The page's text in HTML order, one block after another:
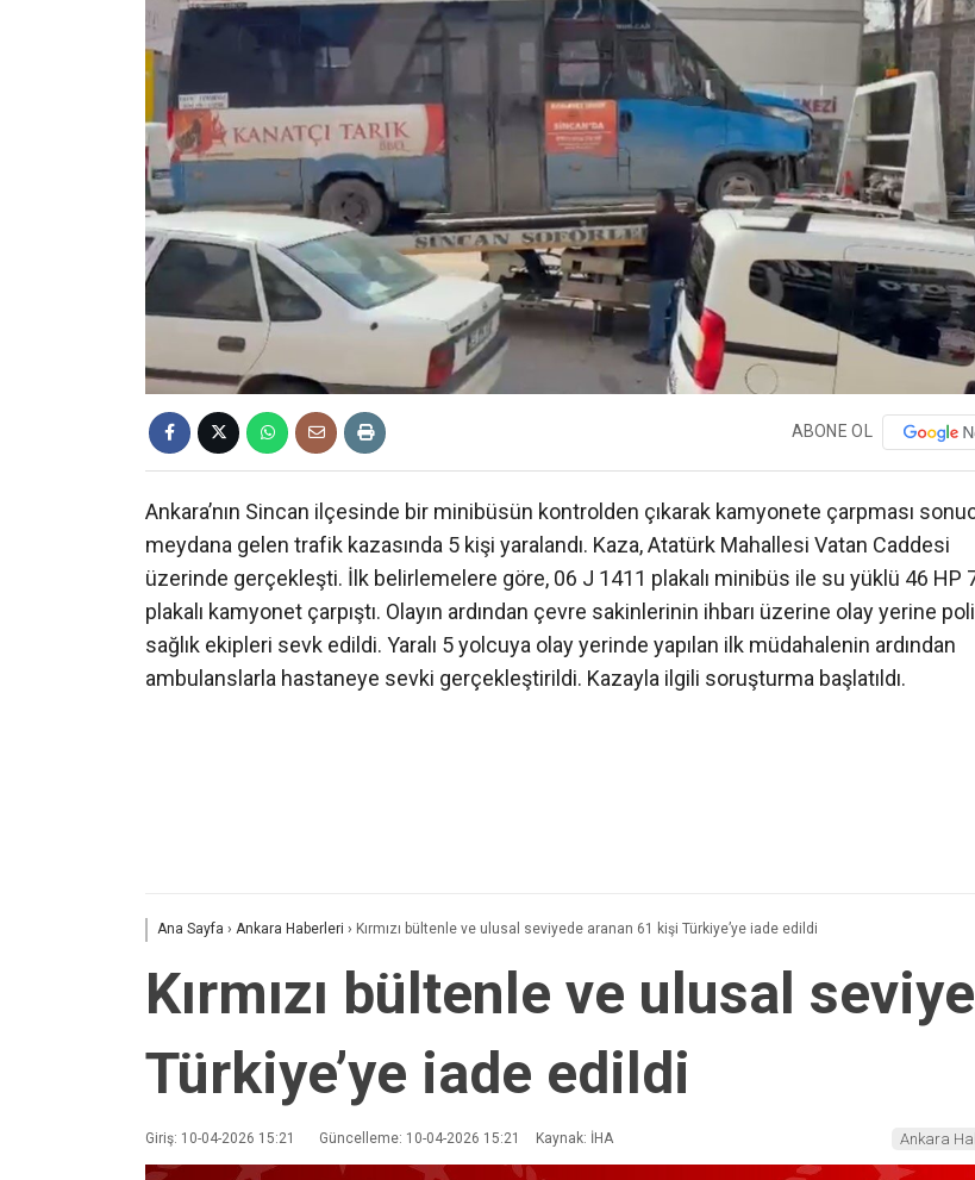
ABONE OL
Ankara’nın Sincan ilçesinde bir minibüsün kontrolden çıkarak kamyonete çarpması
meydana gelen trafik kazasında 5 kişi yaralandı. Kaza, Atatürk Mahallesi Vatan Caddesi
üzerinde gerçekleşti. İlk belirlemelere göre, 06 J 1411 plakalı minibüs ile su yüklü 46 HP
plakalı kamyonet çarpıştı. Olayın ardından çevre sakinlerinin ihbarı üzerine olay yerine
sağlık ekipleri sevk edildi. Yaralı 5 yolcuya olay yerinde yapılan ilk müdahalenin ardından
ambulanslarla hastaneye sevki gerçekleştirildi. Kazayla ilgili soruşturma başlatıldı.
Ana Sayfa › Ankara Haberleri › Kırmızı bültenle ve ulusal seviyede aranan 61 kişi Türkiye’ye iade edildi
Kırmızı bültenle ve ulusal
Türkiye’ye iade edildi
Giriş: 10-04-2026 15:21 Güncelleme: 10-04-2026 15:21 Kaynak: İHA Ankara